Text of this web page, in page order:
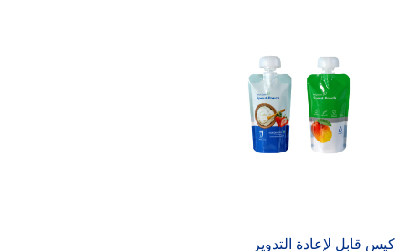
كيس قابل لإعادة التدوير